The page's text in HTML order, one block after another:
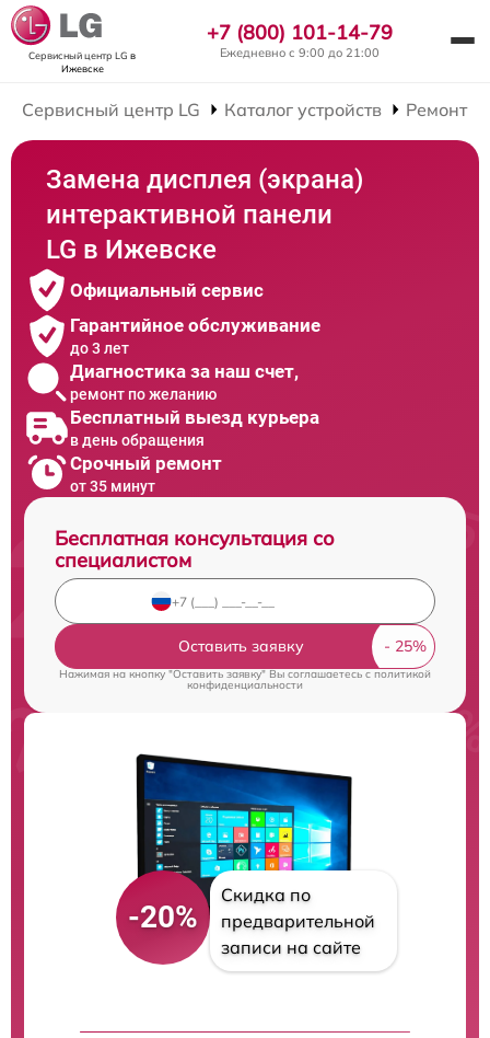
Сервисный центр LG в
Ижевске
+7 (800) 101-14-79
Ежедневно с 9:00 до 21:00
Сервисный центр LG Каталог устройств Ремонт
Замена дисплея (экрана)
интерактивной панели
LG в Ижевске
Официальный сервис
Гарантийное обслуживание
до 3 лет
Диагностика за наш счет,
ремонт по желанию
Бесплатный выезд курьера
в день обращения
Срочный ремонт
от 35 минут
Бесплатная консультация со
специалистом
Оставить заявку
Нажимая на кнопку "Оставить заявку" Вы соглашаетесь cполитикой
конфиденциальности
-20%
Скидка по
предварительной
записи на сайте